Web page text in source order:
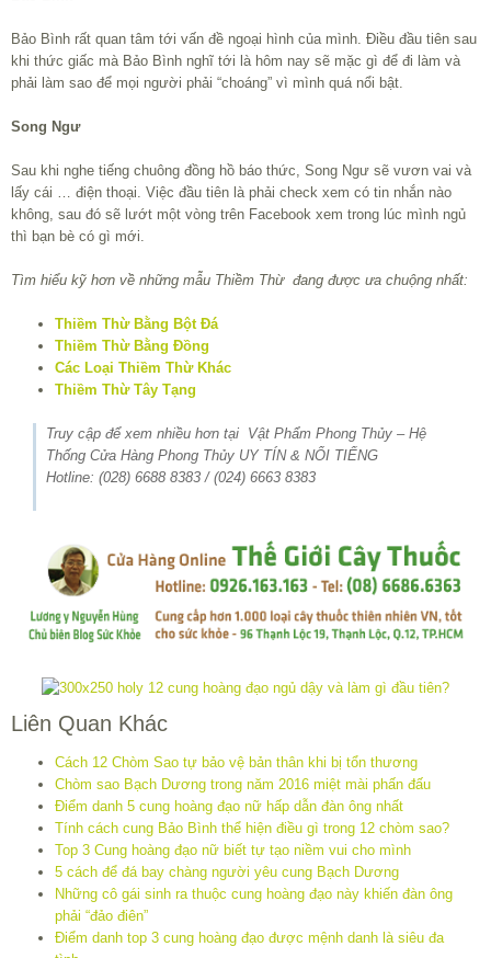
Bảo Bình rất quan tâm tới vấn đề ngoại hình của mình. Điều đầu tiên sau
khi thức giấc mà Bảo Bình nghĩ tới là hôm nay sẽ mặc gì để đi làm và
phải làm sao để mọi người phải “choáng” vì mình quá nổi bật.
Song Ngư
Sau khi nghe tiếng chuông đồng hồ báo thức, Song Ngư sẽ vươn vai và
lấy cái … điện thoại. Việc đầu tiên là phải check xem có tin nhắn nào
không, sau đó sẽ lướt một vòng trên Facebook xem trong lúc mình ngủ
thì bạn bè có gì mới.
Tìm hiểu kỹ hơn về những mẫu Thiềm Thừ đang được ưa chuộng nhất:
Thiềm Thừ Bằng Bột Đá
Thiềm Thừ Bằng Đồng
Các Loại Thiềm Thừ Khác
Thiềm Thừ Tây Tạng
Truy cập để xem nhiều hơn tại Vật Phẩm Phong Thủy – Hệ
Thống Cửa Hàng Phong Thủy UY TÍN & NỔI TIẾNG
Hotline: (028) 6688 8383 / (024) 6663 8383
Liên Quan Khác
Cách 12 Chòm Sao tự bảo vệ bản thân khi bị tổn thương
Chòm sao Bạch Dương trong năm 2016 miệt mài phấn đấu
Điểm danh 5 cung hoàng đạo nữ hấp dẫn đàn ông nhất
Tính cách cung Bảo Bình thể hiện điều gì trong 12 chòm sao?
Top 3 Cung hoàng đạo nữ biết tự tạo niềm vui cho mình
5 cách để đá bay chàng người yêu cung Bạch Dương
Những cô gái sinh ra thuộc cung hoàng đạo này khiến đàn ông
phải “đảo điên”
Điểm danh top 3 cung hoàng đạo được mệnh danh là siêu đa